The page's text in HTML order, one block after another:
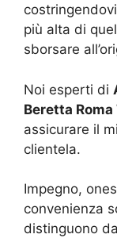
più alta di
sborsare
Noi esperti di
Beretta Roma
assicurare il
clientela.
Impegno,
convenienza
distinguono